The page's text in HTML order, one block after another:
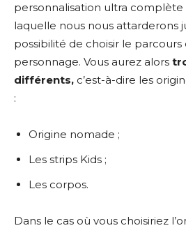
personnalisation ultra
laquelle nous nous attarderons
possibilité de choisir le parcours
personnage. Vous aurez alors
différents, c’est-à-dire les
:
Origine nomade ;
Les strips Kids ;
Les corpos.
Dans le cas où vous choisiriez